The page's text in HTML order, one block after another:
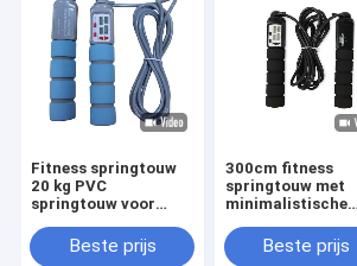
Fitness springtouw
20 kg PVC
springtouw voor
PP-handvat OK-168
Baby Blauwe kleur
Beste prijs
300cm fitness
springtouw met
minimalistische
een aangepast
sportgereedschap
Beste prijs